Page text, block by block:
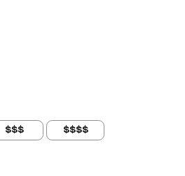
$$$ $$$$